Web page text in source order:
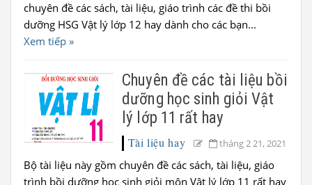
chuyên đề các sách, tài liệu, giáo trình các đề thi bồi
dưỡng HSG Vật lý lớp 12 hay dành cho các bạn...
Xem tiếp »
Chuyên đề các tài liệu bồi
dưỡng học sinh giỏi Vật
lý lớp 11 rất hay
Tài liệu hay tháng 2 21, 2021
Bộ tài liệu này gồm chuyên đề các sách, tài liệu, giáo
trình bồi dưỡng học sinh giỏi môn Vật lý lớp 11 rất hay